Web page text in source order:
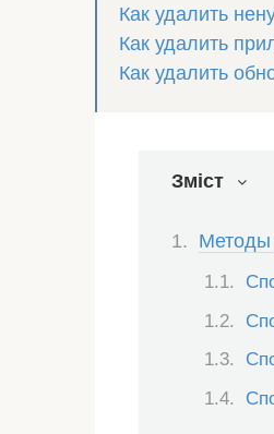
Как удалить
Как удалить
Как удалить
Зміст
Методы